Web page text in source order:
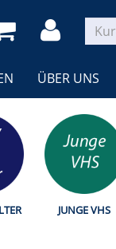
ÜBER UNS
JUNGE VHS